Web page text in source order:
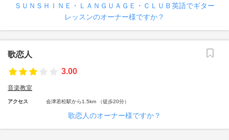
ＳＵＮＳＨＩＮＥ・ＬＡＮＧＵＡＧＥ・ＣＬＵＢ英語でギター
レッスンのオーナー様ですか？
歌恋人
3.00
音楽教室
アクセス 会津若松駅から1.5km （徒歩20分）
歌恋人のオーナー様ですか？